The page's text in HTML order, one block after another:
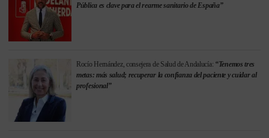
Pública es clave para el rearme sanitario de España”
Rocío Hernández, consejera de Salud de Andalucía: “Tenemos tres
metas: más salud; recuperar la confianza del paciente y cuidar al
profesional”